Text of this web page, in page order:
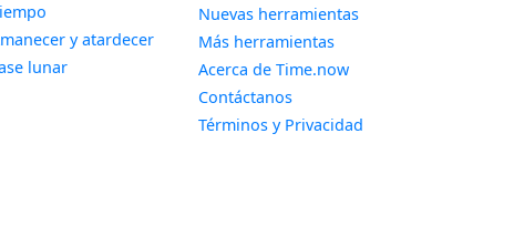
y atardecerWidget
lunarWidget
Nuevas herramientas
Más herramientas
Acerca de Time.now
Contáctanos
Términos y Privacidad